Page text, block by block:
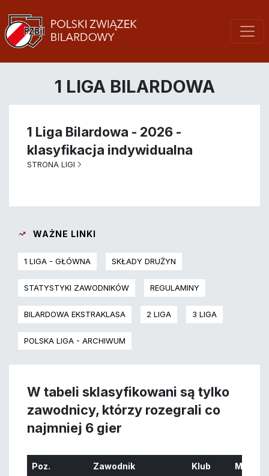
1 LIGA BILARDOWA
1 Liga Bilardowa - 2026 -
klasyfikacja indywidualna
STRONA LIGI
WAŻNE LINKI
1 LIGA - GŁÓWNA SKŁADY DRUŻYN
STATYSTYKI ZAWODNIKÓW REGULAMINY
BILARDOWA EKSTRAKLASA 2 LIGA 3 LIGA
POLSKA LIGA - ARCHIWUM
W tabeli sklasyfikowani są tylko
zawodnicy, którzy rozegrali co
najmniej 6 gier
Poz. Zawodnik Klub M